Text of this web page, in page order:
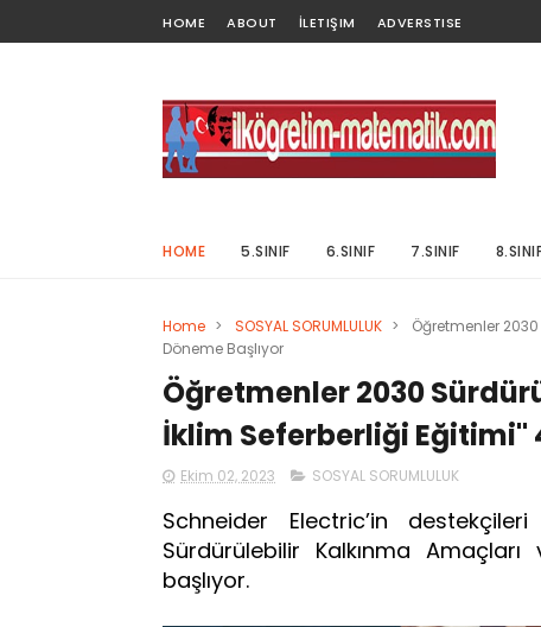
HOME ABOUT İLETIŞIM ADVERSTISE
HOME 5.SINIF 6.SINIF 7.SINIF
Home > SOSYAL SORUMLULUK >
Öğretmenler
Döneme Başlıyor
Öğretmenler 2030
İklim Seferberliği Eğitimi"
Ekim 02, 2023 SOSYAL SORUMLULUK
Schneider Electric’in
Sürdürülebilir Kalkınma
başlıyor.